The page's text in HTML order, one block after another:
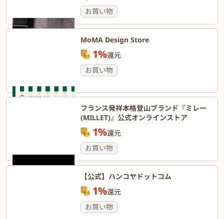
お買い物
MoMA Design Store
1%還元
お買い物
フランス発祥本格登山ブランド『ミレー
(MILLET)』公式オンラインストア
1%還元
お買い物
【公式】ハンコヤドットコム
1%還元
お買い物